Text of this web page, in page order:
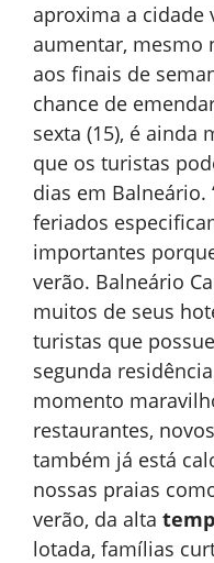
aproxima a cidade
aumentar, mesmo
aos finais de
chance de
sexta (15), é ainda
que os turistas
dias em Balneário.
feriados
importantes
verão. Balneário
muitos de seus
turistas que
segunda
momento
restaurantes,
também já está
nossas praias
verão, da alta
lotada, famílias